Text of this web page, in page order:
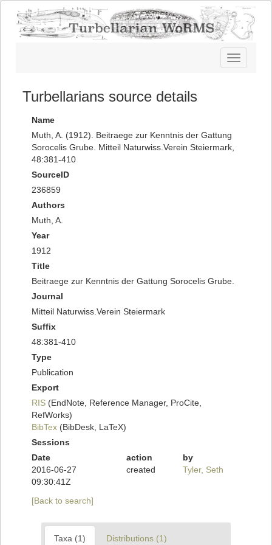
Toggle
navigation
Turbellarians source details
Name
Muth, A. (1912). Beitraege zur Kenntnis der Gattung
Sorocelis Grube. Mitteil Naturwiss.Verein Steiermark,
48:381-410
SourceID
236859
Authors
Muth, A.
Year
1912
Title
Beitraege zur Kenntnis der Gattung Sorocelis Grube.
Journal
Mitteil Naturwiss.Verein Steiermark
Suffix
48:381-410
Type
Publication
Export
RIS (EndNote, Reference Manager, ProCite,
RefWorks)
BibTex (BibDesk, LaTeX)
Sessions
Date
action
by
2016-06-27
09:30:41Z
created Tyler, Seth
[Back to search]
Taxa (1) Distributions (1)